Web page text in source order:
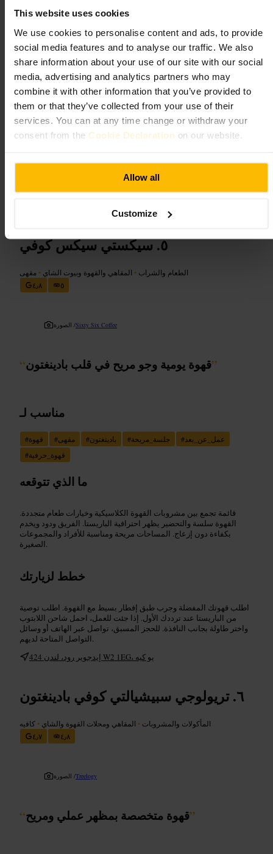
This website uses cookies
We use cookies to personalise content and ads, to provide
social media features and to analyse our traffic. We also
share information about your use of our site with our social
media, advertising and analytics partners who may
combine it with other information that you’ve provided to
them or that they’ve collected from your use of their
services. You can at any time change or withdraw your
consent from the Cookie Declaration on our website.
Allow all
Customize
ما الذي تتوقعه
خدمة عبر العداد ومشروبات تعتمد على الإسبريسو. مساحة جلوس داخلية
مريحة ومقاعد قرب النوافذ للجلوس لفترة قصيرة. قائمة بسيطة تركز
على القهوة والمرافقات الخفيفة.
خطط لزيارتك
القصيرة، اصطحب لابتوب لو رغبت بالبقاء ساعة أو أقل.
urce=ExtNet&utm_medium=Yext
سيكستي سيكس كوفي
الطعام والشراب • المقاهي والقهوة وبيوت الشاي • مقهى
٤٫٨
٥
الصورة /Sixty Six Coffee
“قهوة يومية وجو مريح في قلب بادينغتون”
مناسب لـ
#قهوة #مقهى #بادينغتون #جلسة_مريحة #عمل_عن_بعد
#قهوة_حرفية
ما الذي تتوقعه
قائمة تجمع بين مشروبات القهوة الكلاسيكية وخيارات طعام متجددة.
القهوة سلسة والتحضير يظهر احترافية الباريستا. الفريق ودود ويخدم
بكفاءة دون إزعاج. المساحات مريحة ومناسبة للأفراد والمجموعات
الصغيرة.
خطط لزيارتك
اطلب قهوتك المفضلة وجرب طبق إفطار بسيط مع القهوة. اطلب توصية
من الباريستا عند ترددك الأول. إذا جئت للعمل، احمل شاحن اللابتوب
واختر طاولة بجانب النافذة. للحجز المسبق، تواصل عبر الهاتف أو وسائل
التواصل المتاحة لديهم.
424 إيدجوير رود، لندن W2 1EG، يو كيه
تريولوجي سبيشيالتي كوفي بادينغتون
المأكولات والمشروبات • المقاهي ومحلات القهوة والشاي • كافيه
٤٫٧
٤٫٨
الصورة /Treelogy
“قهوة متخصصة بمظهر عملي ومريح”